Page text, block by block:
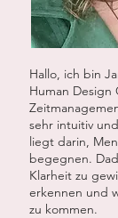
Hallo, ich bin
Human Design
sehr intuitiv
liegt darin,
begegnen.
Klarheit zu
erkennen und
zu kommen.